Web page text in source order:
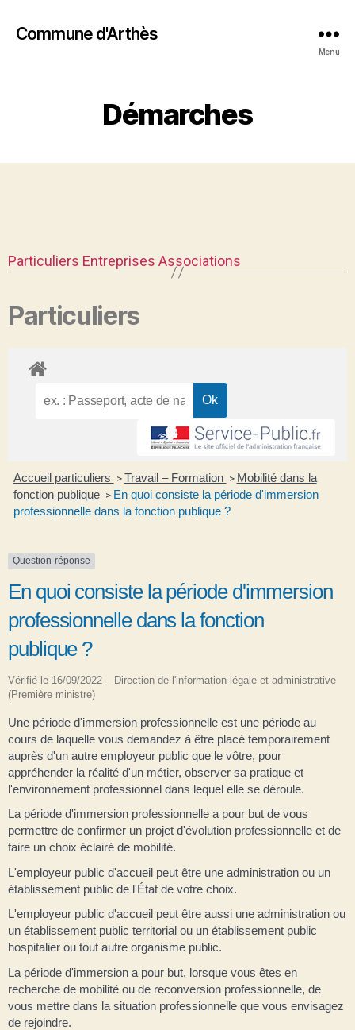
Commune d'Arthès
Menu
Démarches
Particuliers Entreprises Associations
Particuliers
Accueil particuliers > Travail – Formation > Mobilité dans la
fonction publique > En quoi consiste la période d'immersion
professionnelle dans la fonction publique ?
Question-réponse
En quoi consiste la période d'immersion
professionnelle dans la fonction
publique ?
Vérifié le 16/09/2022 – Direction de l'information légale et administrative
(Première ministre)
Une période d'immersion professionnelle est une période au
cours de laquelle vous demandez à être placé temporairement
auprès d'un autre employeur public que le vôtre, pour
appréhender la réalité d'un métier, observer sa pratique et
l'environnement professionnel dans lequel elle se déroule.
La période d'immersion professionnelle a pour but de vous
permettre de confirmer un projet d'évolution professionnelle et de
faire un choix éclairé de mobilité.
L'employeur public d'accueil peut être une administration ou un
établissement public de l'État de votre choix.
L'employeur public d'accueil peut être aussi une administration ou
un établissement public territorial ou un établissement public
hospitalier ou tout autre organisme public.
La période d'immersion a pour but, lorsque vous êtes en
recherche de mobilité ou de reconversion professionnelle, de
vous mettre dans la situation professionnelle que vous envisagez
de rejoindre.